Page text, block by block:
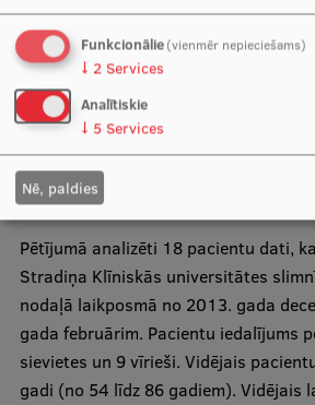
koeficientu (r), statistiskās
par statistiski ticamu tiek uzskatīta,
0,05).
Rezultāti
Pētījumā analizēti 18 pacientu dati,
Stradiņa Klīniskās universitātes
nodaļā laikposmā no 2013. gada
gada februārim. Pacientu iedalījums
sievietes un 9 vīrieši. Vidējais
gadi (no 54 līdz 86 gadiem). Vidējais
Funkcionālie(vienmēr nepieciešams)
↓ 2 Services
Analītiskie
↓ 5 Services
Nē, paldies